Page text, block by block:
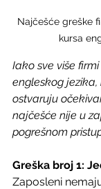
Najčešće greške
kursa
Iako sve više
engleskog jezika,
ostvaruju
najčešće nije u
pogrešnom
Greška broj 1:
Zaposleni